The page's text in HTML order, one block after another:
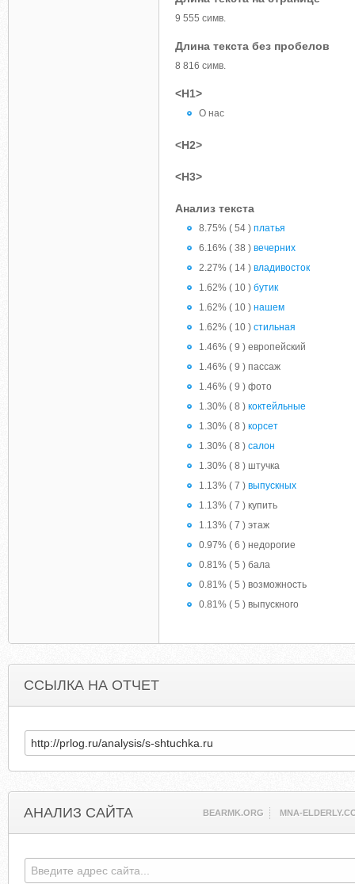
9 555 симв.
Длина текста без пробелов
8 816 симв.
<H1>
О нас
<H2>
<H3>
Анализ текста
8.75% ( 54 ) платья
6.16% ( 38 ) вечерних
2.27% ( 14 ) владивосток
1.62% ( 10 ) бутик
1.62% ( 10 ) нашем
1.62% ( 10 ) стильная
1.46% ( 9 ) европейский
1.46% ( 9 ) пассаж
1.46% ( 9 ) фото
1.30% ( 8 ) коктейльные
1.30% ( 8 ) корсет
1.30% ( 8 ) салон
1.30% ( 8 ) штучка
1.13% ( 7 ) выпускных
1.13% ( 7 ) купить
1.13% ( 7 ) этаж
0.97% ( 6 ) недорогие
0.81% ( 5 ) бала
0.81% ( 5 ) возможность
0.81% ( 5 ) выпускного
ССЫЛКА НА ОТЧЕТ
АНАЛИЗ САЙТА BEARMK.ORG MNA-